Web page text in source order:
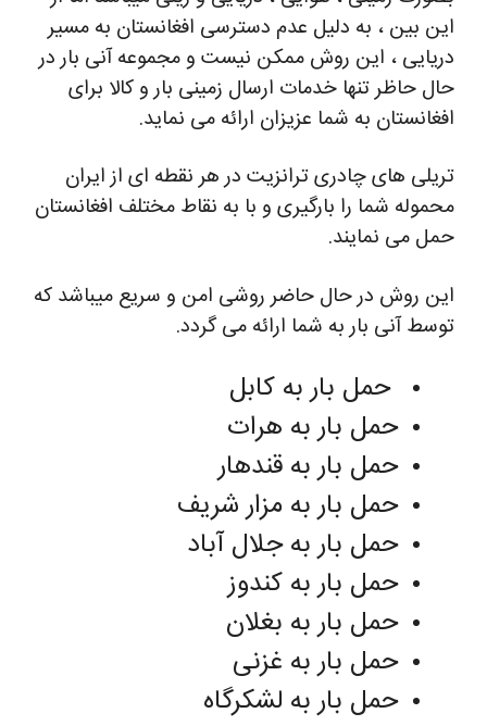
این بین ، به دلیل عدم دسترسی افغانستان به مسیر
دریایی ، این روش ممکن نیست و مجموعه آنی بار در
حال حاظر تنها خدمات ارسال زمینی بار و کالا برای
افغانستان به شما عزیزان ارائه می نماید.
تریلی های چادری ترانزیت در هر نقطه ای از ایران
محموله شما را بارگیری و با به نقاط مختلف افغانستان
حمل می نمایند.
این روش در حال حاضر روشی امن و سریع میباشد که
توسط آنی بار به شما ارائه می گردد.
حمل بار به کابل
حمل بار به هرات
حمل بار به قندهار
حمل بار به مزار شریف
حمل بار به جلال آباد
حمل بار به کندوز
حمل بار به بغلان
حمل بار به غزنی
حمل بار به لشکرگاه